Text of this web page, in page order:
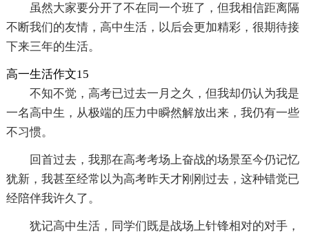
虽然大家要分开了不在同一个班了，但我相信距离隔
不断我们的友情，高中生活，以后会更加精彩，很期待接
下来三年的生活。
高一生活作文15
不知不觉，高考已过去一月之久，但我却仍认为我是
一名高中生，从极端的压力中瞬然解放出来，我仍有一些
不习惯。
回首过去，我那在高考考场上奋战的场景至今仍记忆
犹新，我甚至经常以为高考昨天才刚刚过去，这种错觉已
经陪伴我许久了。
犹记高中生活，同学们既是战场上针锋相对的对手，